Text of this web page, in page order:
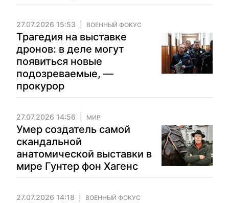
27.07.2026 15:53 ВОЕННЫЙ ФОКУС
Трагедия на выставке
дронов: в деле могут
появиться новые
подозреваемые, —
прокурор
27.07.2026 14:56 МИР
Умер создатель самой
скандальной
анатомической выставки в
мире Гунтер фон Хагенс
27.07.2026 14:18 ВОЕННЫЙ ФОКУС